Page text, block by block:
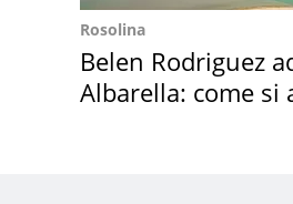
Rosolina
Belen Rodriguez
Albarella: come si